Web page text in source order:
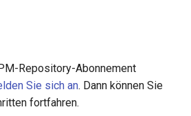
Plesk-
Repository-Abonnement
Sie sich an. Dann können Sie
fortfahren.